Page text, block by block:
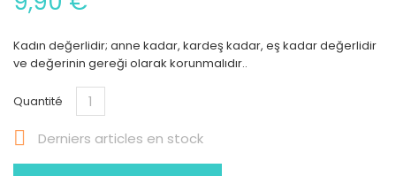
Kadın değerlidir; anne kadar, kardeş kadar, eş kadar değerlidir
ve değerinin gereği olarak korunmalıdır..
Quantité
 Derniers articles en stock